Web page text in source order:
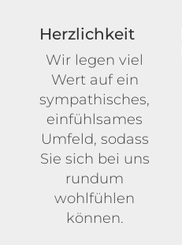
Herzlichkeit
Wir legen viel
Wert auf ein
sympathisches,
einfühlsames
Umfeld, sodass
Sie sich bei uns
rundum
wohlfühlen
können.